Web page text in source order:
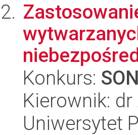
Konkurs:
Kierownik:
Uniwersytet